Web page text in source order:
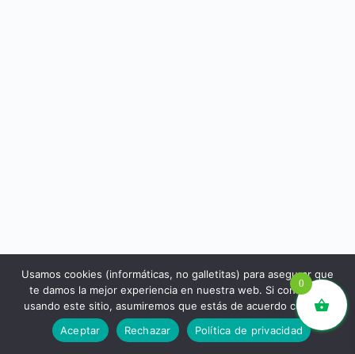
libros.eco © - Desde Barcelona para el mundo 💚 |
Devoluciones y reembolsos|Política de Privacidad
0
Usamos cookies (informáticas, no galletitas) para asegurar que
te damos la mejor experiencia en nuestra web. Si continúas
usando este sitio, asumiremos que estás de acuerdo con ello.
Aceptar
Rechazar Política de privacidad